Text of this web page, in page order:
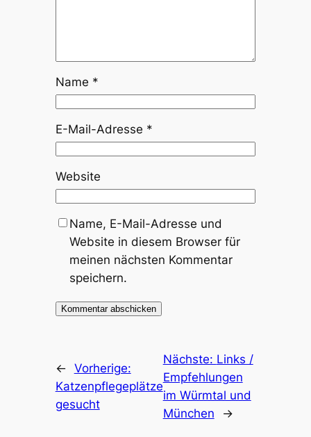
Name *
E-Mail-Adresse *
Website
Name, E-Mail-Adresse und
Website in diesem Browser für
meinen nächsten Kommentar
speichern.
← Vorherige:
Katzenpflegeplätze
gesucht
Nächste: Links /
Empfehlungen
im Würmtal und
München
→